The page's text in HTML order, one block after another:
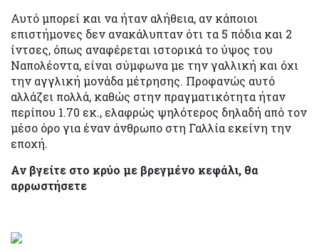
Αυτό μπορεί και να ήταν αλήθεια, αν κάποιοι
επιστήμονες δεν ανακάλυπταν ότι τα 5 πόδια και 2
ίντσες, όπως αναφέρεται ιστορικά το ύψος του
Ναπολέοντα, είναι σύμφωνα με την γαλλική και όχι
την αγγλική μονάδα μέτρησης. Προφανώς αυτό
αλλάζει πολλά, καθώς στην πραγματικότητα ήταν
περίπου 1.70 εκ., ελαφρώς ψηλότερος δηλαδή από τον
μέσο όρο για έναν άνθρωπο στη Γαλλία εκείνη την
εποχή.
Αν βγείτε στο κρύο με βρεγμένο κεφάλι, θα
αρρωστήσετε